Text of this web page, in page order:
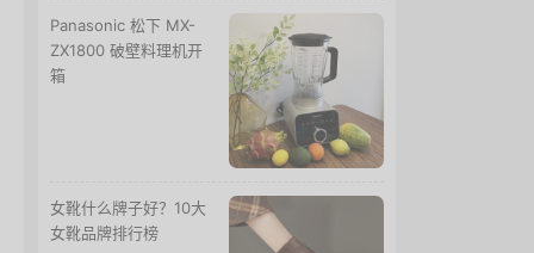
Panasonic 松下 MX-
ZX1800 破壁料理机开
箱
女靴什么牌子好？10大
女靴品牌排行榜